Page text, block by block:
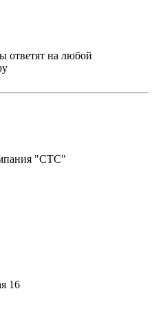
ответят на любой
"СТС"
16